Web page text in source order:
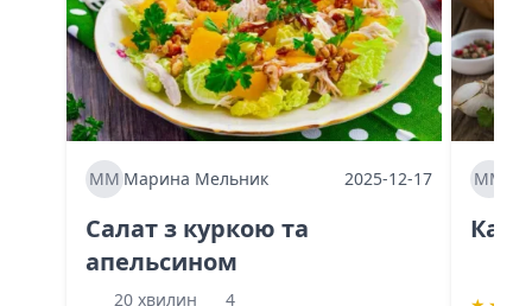
ММ Марина Мельник 2025-12-17
Салат з куркою та
апельсином
20 хвилин
4
ММ